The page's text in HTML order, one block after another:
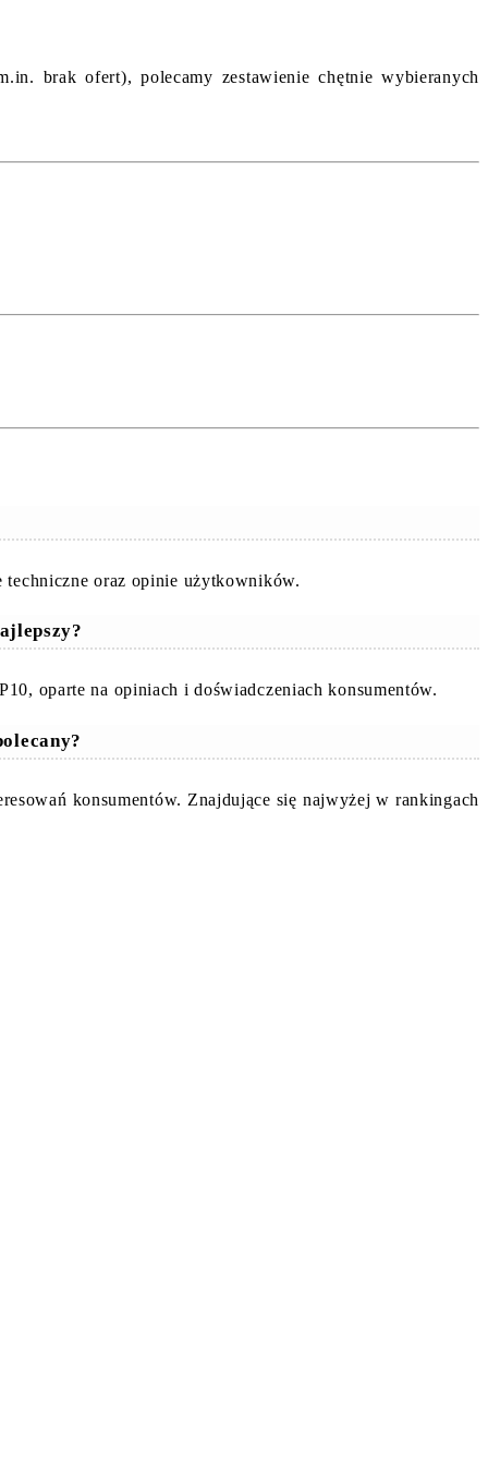
brak ofert), polecamy zestawienie chętnie wybieranych
oraz opinie użytkowników.
oparte na opiniach i doświadczeniach konsumentów.
konsumentów. Znajdujące się najwyżej w rankingach